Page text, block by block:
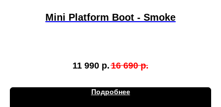
Mini Platform Boot - Smoke
11 990 р. 16 690 р.
Подробнее